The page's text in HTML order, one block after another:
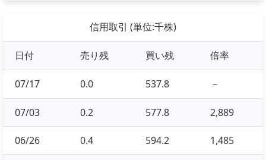
信用取引 (単位:千株)
日付 売り残 買い残 倍率
07/17 0.0 537.8 －
07/03 0.2 577.8 2,889
06/26 0.4 594.2 1,485